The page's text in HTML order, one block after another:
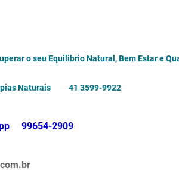
o seu Equilibrio Natural, Bem Estar e
Naturais 41 3599-9922
99654-2909